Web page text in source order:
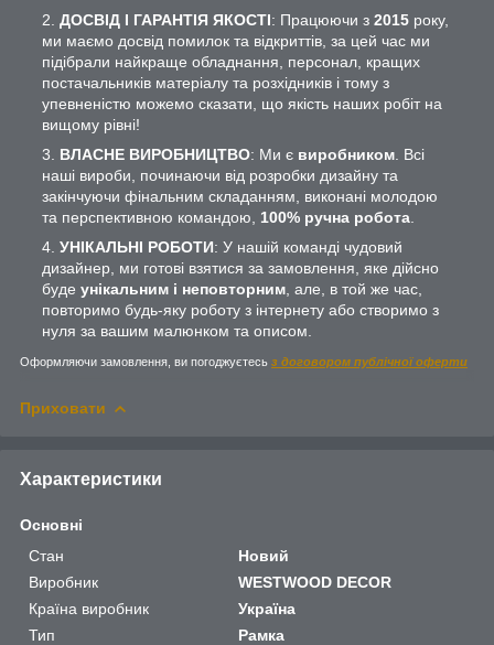
ДОСВІД І ГАРАНТІЯ ЯКОСТІ: Працюючи з 2015 року,
ми маємо досвід помилок та відкриттів, за цей час ми
підібрали найкраще обладнання, персонал, кращих
постачальників матеріалу та розхідників і тому з
упевненістю можемо сказати, що якість наших робіт на
вищому рівні!
ВЛАСНЕ ВИРОБНИЦТВО: Ми є виробником . Всі
наші вироби, починаючи від розробки дизайну та
закінчуючи фінальним складанням, виконані молодою
та перспективною командою, 100% ручна робота
УНІКАЛЬНІ РОБОТИ: У нашій команді чудовий
дизайнер, ми готові взятися за замовлення, яке дійсно
буде унікальним і неповторним , але, в той же час,
повторимо будь-яку роботу з інтернету або створимо з
нуля за вашим малюнком та описом.
Оформляючи замовлення, ви погоджуєтесь з договором публічної оферти
Приховати
Характеристики
Основні
Стан
Новий
Виробник
WESTWOOD DECOR
Країна виробник
Україна
Тип
Рамка